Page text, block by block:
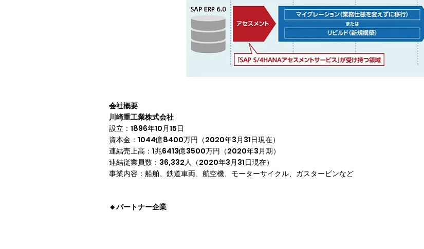
会社概要
川崎重工業株式会社
設立：1896年10月15日
資本金：1044億8400万円（2020年3月31日現在）
連結売上高：1兆6413億3500万円（2020年3月期）
連結従業員数：36,332人（2020年3月31日現在）
事業内容：船舶、鉄道車両、航空機、モーターサイクル、ガスタービンなど
🔸パートナー企業